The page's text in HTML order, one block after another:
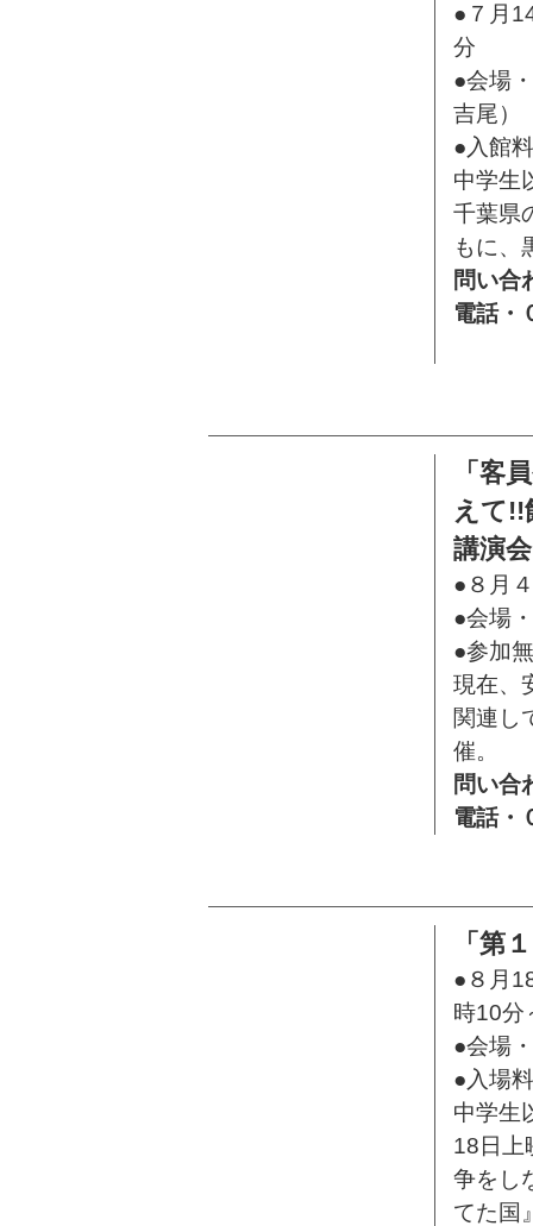
●７月
分
●会場
吉尾）
●入館
中学生
千葉県
もに、
問い合
電話・
「客
えて!!
講演会
●８月
●会場
●参加
現在、
関連し
催。
問い合
電話・
「第
●８月
時10分
●会場
●入場
中学生
18日上
争をし
てた国